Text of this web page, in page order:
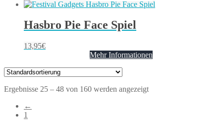
Hasbro Pie Face Spiel
13,95€
Mehr Informationen
Ergebnisse 25 – 48 von 160 werden angezeigt
←
1